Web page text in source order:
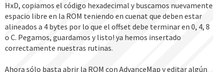
HxD, copiamos el código hexadecimal y buscamos nuevamente
espacio libre en la ROM teniendo en cuenat que deben estar
alineados a 4 bytes por lo que el offset debe terminar en 0, 4, 8
o C. Pegamos, guardamos y listo! ya hemos insertado
correctamente nuestras rutinas.
Ahora sólo basta abrir la ROM con AdvanceMap y editar algún